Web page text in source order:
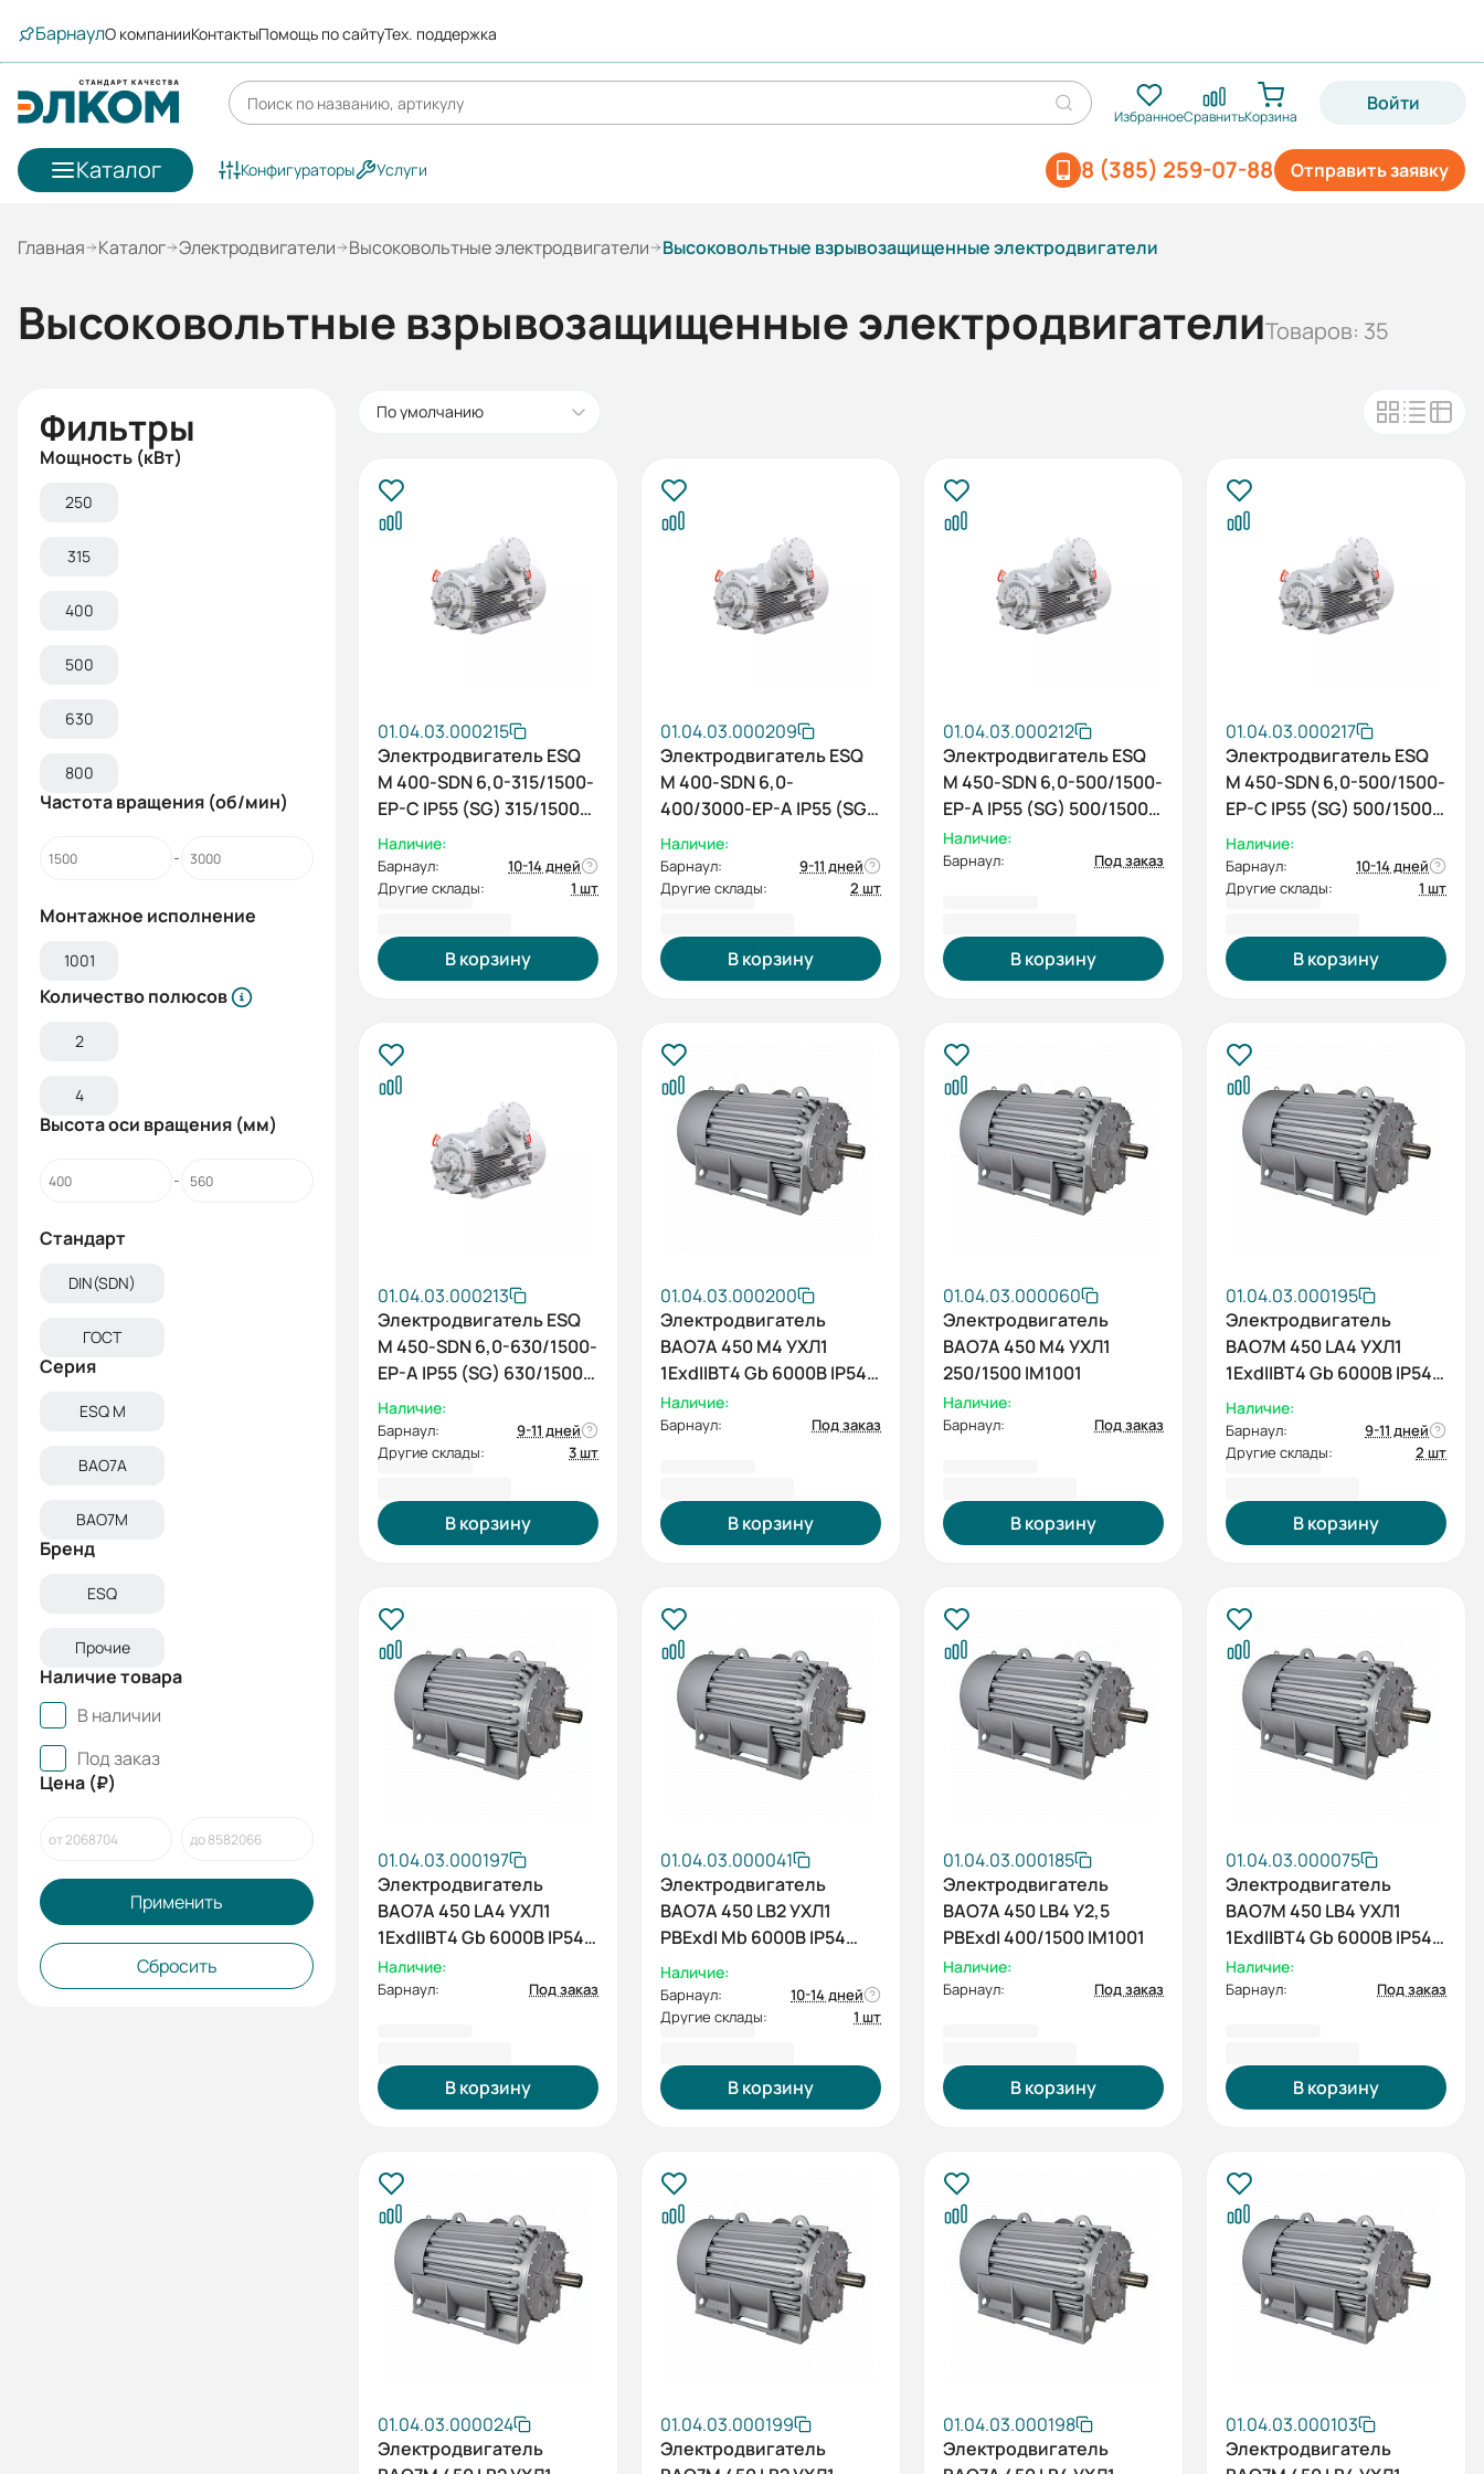
БарнаулО компанииКонтактыПомощь по сайтуТех. поддержка
ИзбранноеСравнитьКорзина
Войти
Каталог Отправить заявку
8 (385) 259-07-88
Конфигураторы Услуги
Главная Каталог Электродвигатели Высоковольтные электродвигатели Высоковольтные взрывозащищенные электродвигатели
Высоковольтные взрывозащищенные электродвигателиТоваров: 35
Фильтры
Мощность (кВт)
250
315
400
500
630
800
Частота вращения (об/мин)
Монтажное исполнение
1001
Количество полюсов
2
4
Высота оси вращения (мм)
Стандарт
DIN(SDN)
ГОСТ
Серия
ESQ M
ВАО7А
ВАО7М
Бренд
ESQ
Прочие
Наличие товара
В наличии
Под заказ
Цена (₽)
Применить
Сбросить
По умолчанию
01.04.03.000215
Электродвигатель ESQ
M 400-SDN 6,0-315/1500-
EP-C IP55 (SG) 315/1500
IM1001
Наличие:
Барнаул:
10-14 дней
Другие склады:
1 шт
В корзину
01.04.03.000209
Электродвигатель ESQ
M 400-SDN 6,0-
400/3000-EP-A IP55 (SG)
400/3000 IM1001
Наличие:
Барнаул:
9-11 дней
Другие склады:
2 шт
В корзину
01.04.03.000212
Электродвигатель ESQ
M 450-SDN 6,0-500/1500-
EP-A IP55 (SG) 500/1500
IM1001
Наличие:
Барнаул: Под заказ
В корзину
01.04.03.000217
Электродвигатель ESQ
M 450-SDN 6,0-500/1500-
EP-C IP55 (SG) 500/1500
IM1001
Наличие:
Барнаул:
10-14 дней
Другие склады:
1 шт
В корзину
01.04.03.000213
Электродвигатель ESQ
M 450-SDN 6,0-630/1500-
EP-A IP55 (SG) 630/1500
IM1001
Наличие:
Барнаул:
9-11 дней
Другие склады:
3 шт
В корзину
01.04.03.000200
Электродвигатель
ВАО7А 450 М4 УХЛ1
1ExdIIBT4 Gb 6000В IP54
250/1500 IM1001
Наличие:
Барнаул: Под заказ
В корзину
01.04.03.000060
Электродвигатель
ВАО7А 450 М4 УХЛ1
250/1500 IM1001
Наличие:
Барнаул: Под заказ
В корзину
01.04.03.000195
Электродвигатель
ВАО7М 450 LА4 УХЛ1
1ExdIIBT4 Gb 6000В IP54
315/1500 IM1001
Наличие:
Барнаул:
9-11 дней
Другие склады:
2 шт
В корзину
01.04.03.000197
Электродвигатель
ВАО7А 450 LА4 УХЛ1
1ExdIIBT4 Gb 6000В IP54
315/1500 IM1001
Наличие:
Барнаул: Под заказ
В корзину
01.04.03.000041
Электродвигатель
ВАО7А 450 LB2 УХЛ1
PBExdI Mb 6000В IP54
400/3000 IM1001
Наличие:
Барнаул:
10-14 дней
Другие склады:
1 шт
В корзину
01.04.03.000185
Электродвигатель
ВАО7А 450 LB4 У2,5
PBExdI 400/1500 IM1001
Наличие:
Барнаул: Под заказ
В корзину
01.04.03.000075
Электродвигатель
ВАО7М 450 LB4 УХЛ1
1ExdIIBT4 Gb 6000В IP54
400/1500 IM1001
Наличие:
Барнаул: Под заказ
В корзину
01.04.03.000024
Электродвигатель
01.04.03.000199
Электродвигатель
01.04.03.000198
Электродвигатель
01.04.03.000103
Электродвигатель